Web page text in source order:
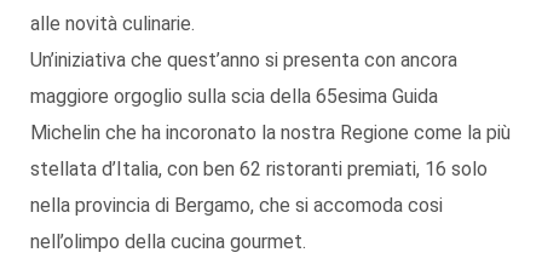
alle novità culinarie.
Un’iniziativa che quest’anno si presenta con ancora
maggiore orgoglio sulla scia della 65esima Guida
Michelin che ha incoronato la nostra Regione come la più
stellata d’Italia, con ben 62 ristoranti premiati, 16 solo
nella provincia di Bergamo, che si accomoda cosi
nell’olimpo della cucina gourmet.